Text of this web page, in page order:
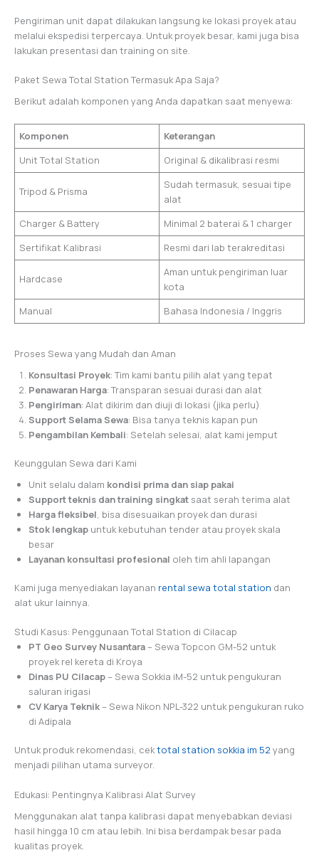
Pengiriman unit dapat dilakukan langsung ke lokasi proyek atau
melalui ekspedisi terpercaya. Untuk proyek besar, kami juga bisa
lakukan presentasi dan training on site.
Paket Sewa Total Station Termasuk Apa Saja?
Berikut adalah komponen yang Anda dapatkan saat menyewa:
Komponen
Keterangan
Unit Total Station
Original & dikalibrasi resmi
Tripod & Prisma
Sudah termasuk, sesuai tipe
alat
Charger & Battery
Minimal 2 baterai & 1 charger
Sertifikat Kalibrasi
Resmi dari lab terakreditasi
Hardcase
Aman untuk pengiriman luar
kota
Manual
Bahasa Indonesia / Inggris
Proses Sewa yang Mudah dan Aman
Konsultasi Proyek: Tim kami bantu pilih alat yang tepat
Penawaran Harga: Transparan sesuai durasi dan alat
Pengiriman: Alat dikirim dan diuji di lokasi (jika perlu)
Support Selama Sewa: Bisa tanya teknis kapan pun
Pengambilan Kembali: Setelah selesai, alat kami jemput
Keunggulan Sewa dari Kami
Unit selalu dalam kondisi prima dan siap pakai
Support teknis dan training singkat saat serah terima alat
Harga fleksibel, bisa disesuaikan proyek dan durasi
Stok lengkap untuk kebutuhan tender atau proyek skala
besar
Layanan konsultasi profesional oleh tim ahli lapangan
Kami juga menyediakan layanan rental sewa total station dan
alat ukur lainnya.
Studi Kasus: Penggunaan Total Station di Cilacap
PT Geo Survey Nusantara– Sewa Topcon GM-52 untuk
proyek rel kereta di Kroya
Dinas PU Cilacap– Sewa Sokkia iM-52 untuk pengukuran
saluran irigasi
CV Karya Teknik– Sewa Nikon NPL-322 untuk pengukuran ruko
di Adipala
Untuk produk rekomendasi, cektotal station sokkia im 52 yang
menjadi pilihan utama surveyor.
Edukasi: Pentingnya Kalibrasi Alat Survey
Menggunakan alat tanpa kalibrasi dapat menyebabkan deviasi
hasil hingga 10 cm atau lebih. Ini bisa berdampak besar pada
kualitas proyek.